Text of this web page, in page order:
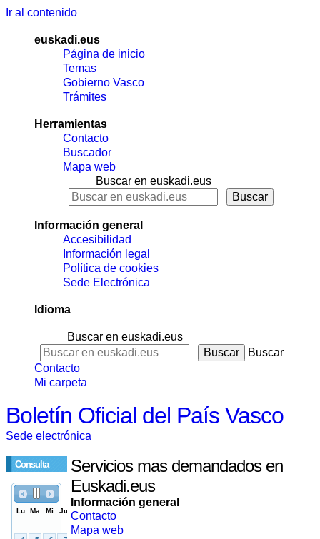
Ir al contenido
euskadi.eus
Página de inicio
Temas
Gobierno Vasco
Trámites
Herramientas
Contacto
Buscador
Mapa web
Buscar en euskadi.eus
Información general
Accesibilidad
Información legal
Política de cookies
Sede Electrónica
Idioma
Buscar en euskadi.eus
Buscar
Contacto
Mi carpeta
Boletín Oficial del País Vasco
Sede electrónica
Consulta
Servicios mas demandados en
Euskadi.eus
Información general
Contacto
Mapa web